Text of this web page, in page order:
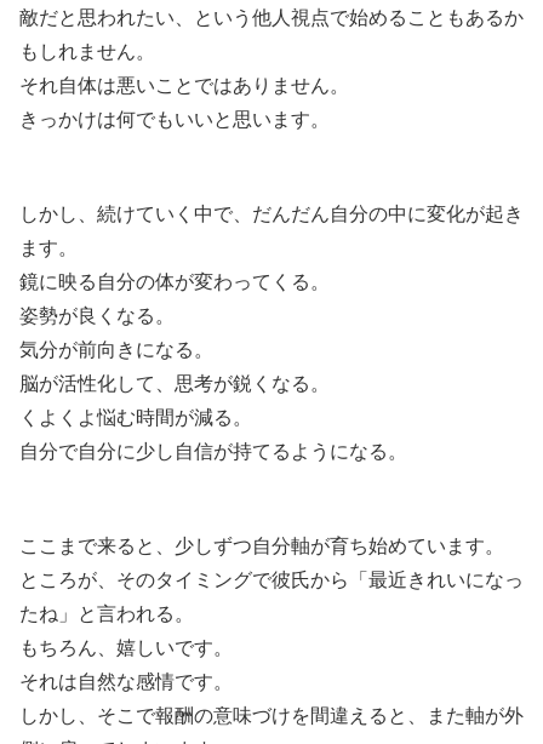
敵だと思われたい、という他人視点で始めることもあるか
もしれません。
それ自体は悪いことではありません。
きっかけは何でもいいと思います。
しかし、続けていく中で、だんだん自分の中に変化が起き
ます。
鏡に映る自分の体が変わってくる。
姿勢が良くなる。
気分が前向きになる。
脳が活性化して、思考が鋭くなる。
くよくよ悩む時間が減る。
自分で自分に少し自信が持てるようになる。
ここまで来ると、少しずつ自分軸が育ち始めています。
ところが、そのタイミングで彼氏から「最近きれいになっ
たね」と言われる。
もちろん、嬉しいです。
それは自然な感情です。
しかし、そこで報酬の意味づけを間違えると、また軸が外